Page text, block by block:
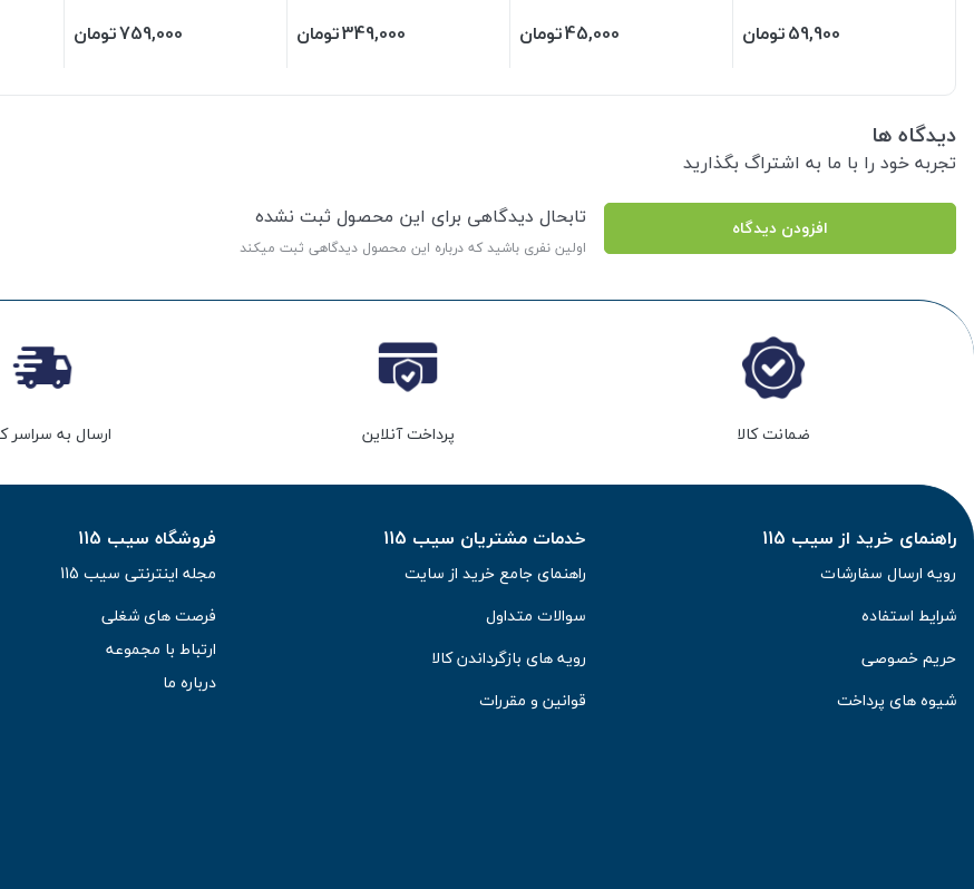
59,900تومان 45,000تومان 349,000تومان 759,000تومان
دیدگاه ها
تجربه خود را با ما به اشتراگ بگذارید
افزودن دیدگاه تابحال دیدگاهی برای این محصول ثبت نشده
اولین نفری باشید که درباره این محصول دیدگاهی ثبت میکند
ضمانت کالا پرداخت آنلاین ارسال به سراسر
راهنمای خرید از سیب 115
رویه ارسال سفارشات
شرایط استفاده
حریم خصوصی
شیوه های پرداخت
خدمات مشتریان سیب 115
راهنمای جامع خرید از سایت
سوالات متداول
رویه های بازگرداندن کالا
قوانین و مقررات
فروشگاه سیب 115
مجله اینترنتی سیب 115
فرصت های شغلی
ارتباط با مجموعه
درباره ما